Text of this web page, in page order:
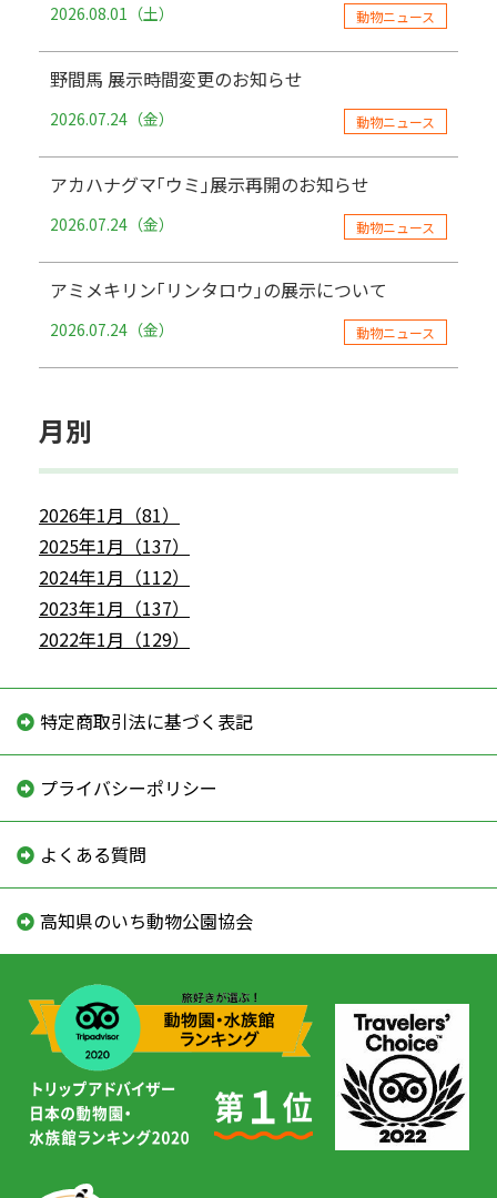
2026.08.01（土） 動物ニュース
野間馬 展示時間変更のお知らせ
2026.07.24（金） 動物ニュース
アカハナグマ｢ウミ｣展示再開のお知らせ
2026.07.24（金） 動物ニュース
アミメキリン｢リンタロウ｣の展示について
2026.07.24（金） 動物ニュース
月別
2026年1月（81）
2025年1月（137）
2024年1月（112）
2023年1月（137）
2022年1月（129）
特定商取引法に基づく表記
プライバシーポリシー
よくある質問
高知県のいち動物公園協会